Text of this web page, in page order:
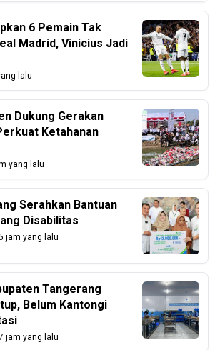
6 Pemain Tak
Madrid, Vinicius Jadi
lalu
Dukung Gerakan
Ketahanan
yang lalu
Serahkan Bantuan
Disabilitas
jam yang lalu
Tangerang
Belum Kantongi
jam yang lalu